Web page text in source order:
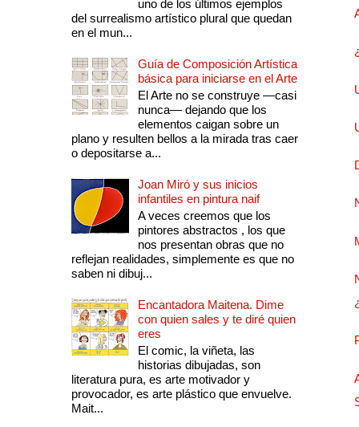
uno de los últimos ejemplos
del surrealismo artístico plural que quedan
en el mun...
Guía de Composición Artística
básica para iniciarse en el Arte
El Arte no se construye —casi
nunca— dejando que los
elementos caigan sobre un
plano y resulten bellos a la mirada tras caer
o depositarse a...
Joan Miró y sus inicios
infantiles en pintura naif
A veces creemos que los
pintores abstractos , los que
nos presentan obras que no
reflejan realidades, simplemente es que no
saben ni dibuj...
Encantadora Maitena. Dime
con quien sales y te diré quien
eres
El comic, la viñeta, las
historias dibujadas, son
literatura pura, es arte motivador y
provocador, es arte plástico que envuelve.
Mait...